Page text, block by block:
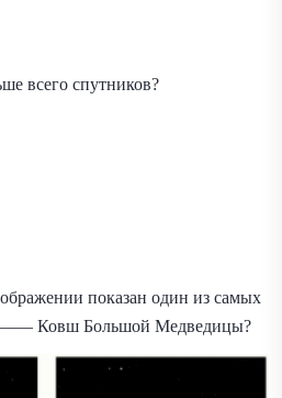
всего спутников?
показан один из самых
—— Ковш Большой Медведицы?